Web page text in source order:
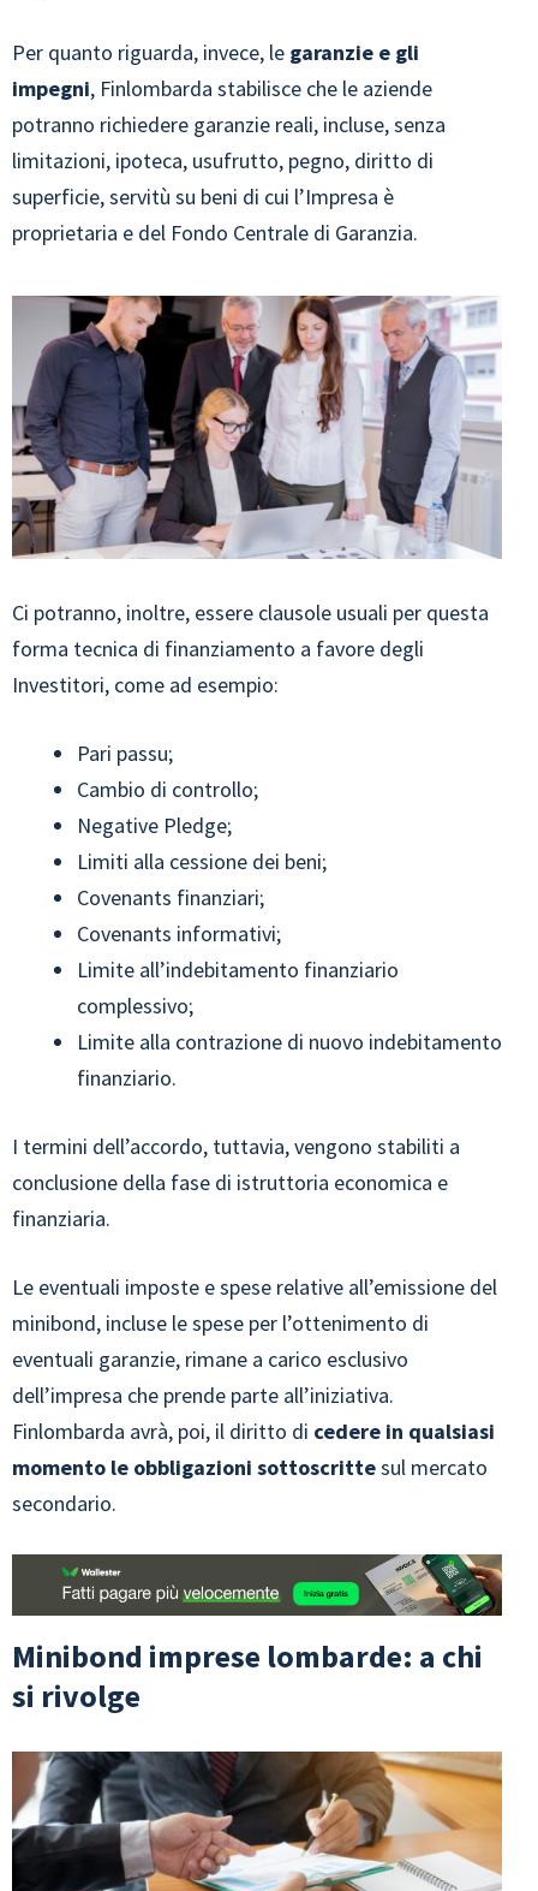
Per quanto riguarda, invece, le garanzie e gli
impegni, Finlombarda stabilisce che le aziende
potranno richiedere garanzie reali, incluse, senza
limitazioni, ipoteca, usufrutto, pegno, diritto di
superficie, servitù su beni di cui l’Impresa è
proprietaria e del Fondo Centrale di Garanzia.
Ci potranno, inoltre, essere clausole usuali per questa
forma tecnica di finanziamento a favore degli
Investitori, come ad esempio:
Pari passu;
Cambio di controllo;
Negative Pledge;
Limiti alla cessione dei beni;
Covenants finanziari;
Covenants informativi;
Limite all’indebitamento finanziario
complessivo;
Limite alla contrazione di nuovo indebitamento
finanziario.
I termini dell’accordo, tuttavia, vengono stabiliti a
conclusione della fase di istruttoria economica e
finanziaria.
Le eventuali imposte e spese relative all’emissione del
minibond, incluse le spese per l’ottenimento di
eventuali garanzie, rimane a carico esclusivo
dell’impresa che prende parte all’iniziativa.
Finlombarda avrà, poi, il diritto di cedere in qualsiasi
momento le obbligazioni sottoscrittesul mercato
secondario.
Minibond imprese lombarde: a chi
si rivolge